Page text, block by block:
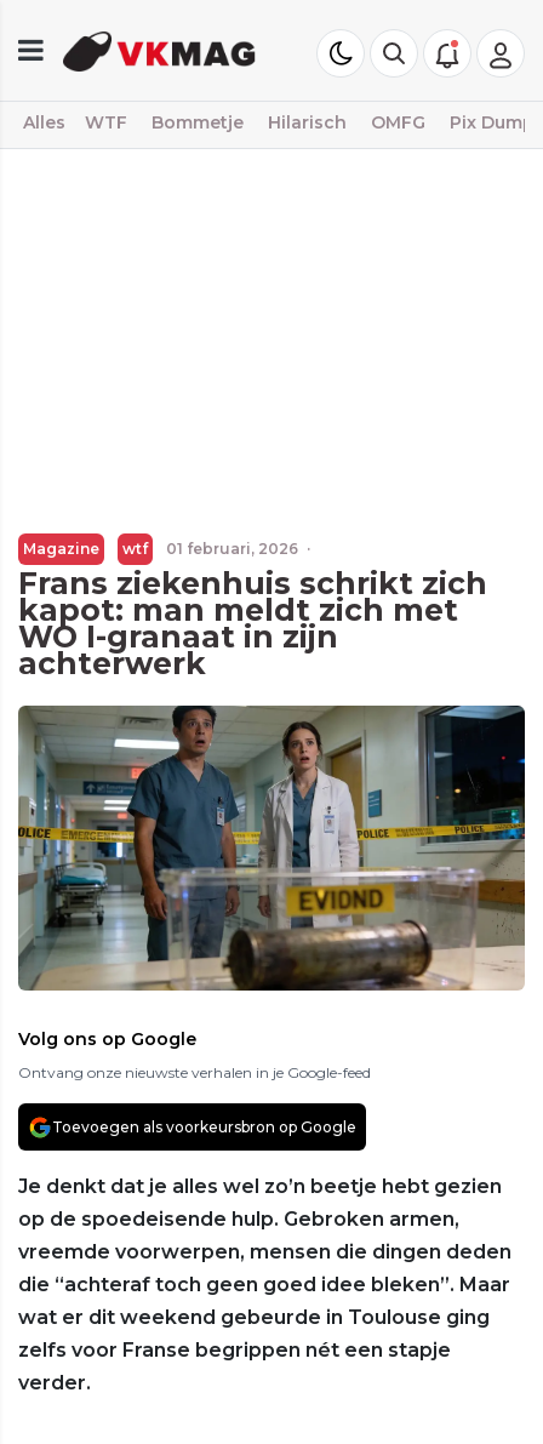
Alles WTF Bommetje Hilarisch OMFG Pix Dump
Magazine wtf 01 februari, 2026 ·
Frans ziekenhuis schrikt zich
kapot: man meldt zich met
WO I-granaat in zijn
achterwerk
Volg ons op Google
Ontvang onze nieuwste verhalen in je Google-feed
Toevoegen als voorkeursbron op Google
Je denkt dat je alles wel zo’n beetje hebt gezien
op de spoedeisende hulp. Gebroken armen,
vreemde voorwerpen, mensen die dingen deden
die “achteraf toch geen goed idee bleken”. Maar
wat er dit weekend gebeurde in Toulouse ging
zelfs voor Franse begrippen nét een stapje
verder.